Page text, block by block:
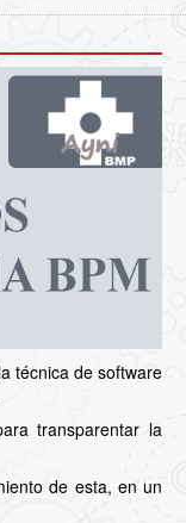
técnica de software
transparentar la
de esta, en un